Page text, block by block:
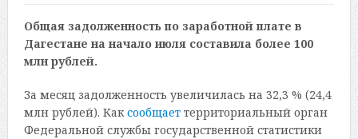
Общая задолженность по заработной плате в
Дагестане на начало июля составила более 100
млн рублей.
За месяц задолженность увеличилась на 32,3 % (24,4
млн рублей). Каксообщаеттерриториальный орган
Федеральной службы государственной статистики